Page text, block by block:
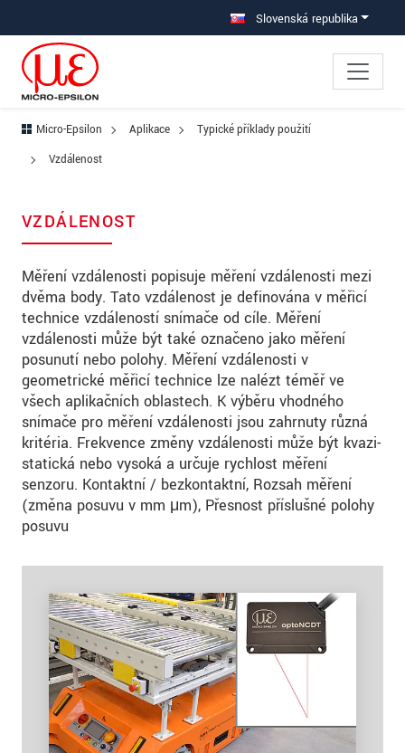
Prejdite priamo na hlavnú navigáciu Slovenská republika
Micro-Epsilon Aplikace
Typické příklady použití
Vzdálenost
VZDÁLENOST
Měření vzdálenosti popisuje měření vzdálenosti mezi
dvěma body. Tato vzdálenost je definována v měřicí
technice vzdáleností snímače od cíle. Měření
vzdálenosti může být také označeno jako měření
posunutí nebo polohy. Měření vzdálenosti v
geometrické měřicí technice lze nalézt téměř ve
všech aplikačních oblastech. K výběru vhodného
snímače pro měření vzdálenosti jsou zahrnuty různá
kritéria. Frekvence změny vzdálenosti může být kvazi-
statická nebo vysoká a určuje rychlost měření
senzoru. Kontaktní / bezkontaktní, Rozsah měření
(změna posuvu v mm μm), Přesnost příslušné polohy
posuvu